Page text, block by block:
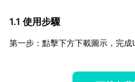
1.1 使用步驟
第一步：點擊下方下載圖示，完成